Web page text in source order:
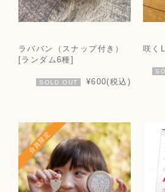
ラババン（スナップ付き）
[ランダム6種]
SOLD OUT ¥600(税込)
咲く
会員限定